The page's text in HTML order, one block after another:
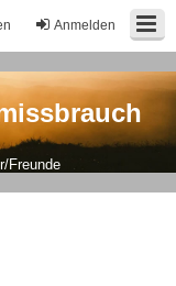
Anmelden
Freunde